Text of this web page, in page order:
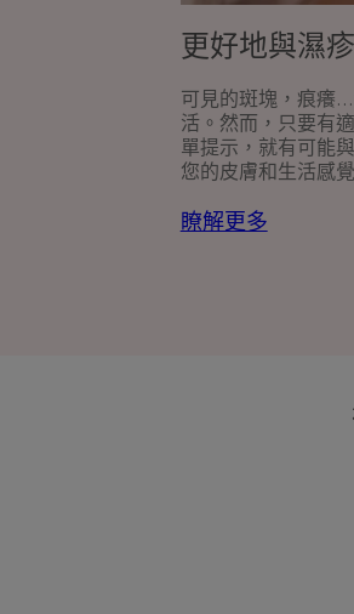
更好地與濕
可見的斑塊，痕癢
活。然而，只要有
單提示，就有可能
您的皮膚和生活感
瞭解更多